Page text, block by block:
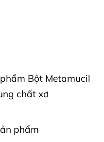
Bột Metamucil
chất xơ
phẩm